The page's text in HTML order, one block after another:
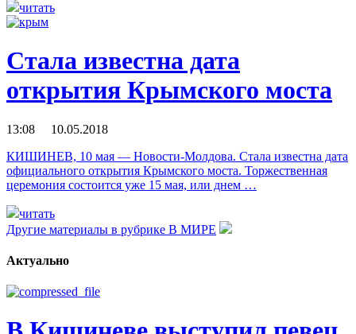
читать
Стала известна дата
открытия Крымского моста
13:08 10.05.2018
КИШИНЕВ, 10 мая — Новости-Молдова. Стала известна дата
официального открытия Крымского моста. Торжественная
церемония состоится уже 15 мая, или днем …
читать
Другие материалы в рубрике В МИРЕ
Актуально